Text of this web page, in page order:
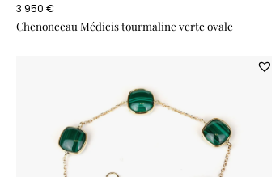
Chenonceau Médicis tourmaline verte ovale
3 950 €